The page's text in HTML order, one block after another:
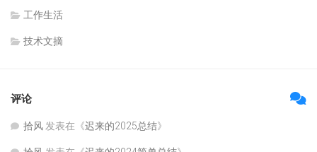
工作生活
技术文摘
评论
拾风 发表在《迟来的2025总结》